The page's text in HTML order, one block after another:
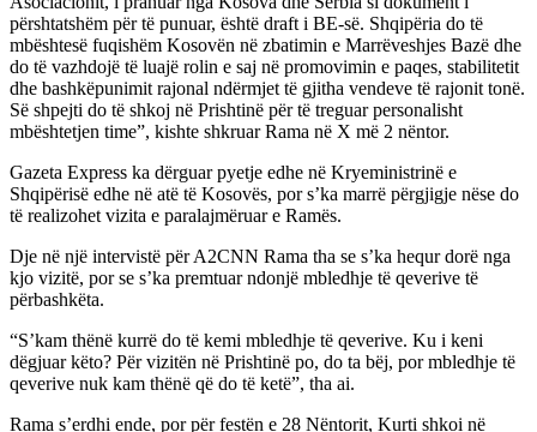
përshtatshëm për të punuar, është draft i BE-së. Shqipëria do të
mbështesë fuqishëm Kosovën në zbatimin e Marrëveshjes Bazë dhe
do të vazhdojë të luajë rolin e saj në promovimin e paqes, stabilitetit
dhe bashkëpunimit rajonal ndërmjet të gjitha vendeve të rajonit tonë.
Së shpejti do të shkoj në Prishtinë për të treguar personalisht
mbështetjen time”, kishte shkruar Rama në X më 2 nëntor.
Gazeta Express ka dërguar pyetje edhe në Kryeministrinë e
Shqipërisë edhe në atë të Kosovës, por s’ka marrë përgjigje nëse do
të realizohet vizita e paralajmëruar e Ramës.
Dje në një intervistë për A2CNN Rama tha se s’ka hequr dorë nga
kjo vizitë, por se s’ka premtuar ndonjë mbledhje të qeverive të
përbashkëta.
“S’kam thënë kurrë do të kemi mbledhje të qeverive. Ku i keni
dëgjuar këto? Për vizitën në Prishtinë po, do ta bëj, por mbledhje të
qeverive nuk kam thënë që do të ketë”, tha ai.
Rama s’erdhi ende, por për festën e 28 Nëntorit, Kurti shkoi në